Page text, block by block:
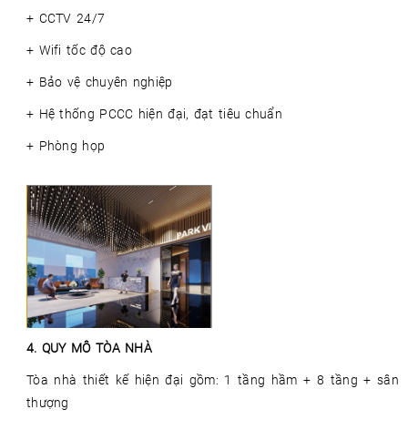
+ CCTV 24/7
+ Wifi tốc độ cao
+ Bảo vệ chuyên nghiệp
+ Hệ thống PCCC hiện đại, đạt tiêu chuẩn
+ Phòng họp
4. QUY MÔ TÒA NHÀ
Tòa nhà thiết kế hiện đại gồm: 1 tầng hầm + 8 tầng + sân
thượng